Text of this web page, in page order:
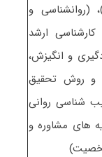
(روانشناسی و
ارشد
و انگیزش،
و روش تحقیق
شناسی روانی
های مشاوره و